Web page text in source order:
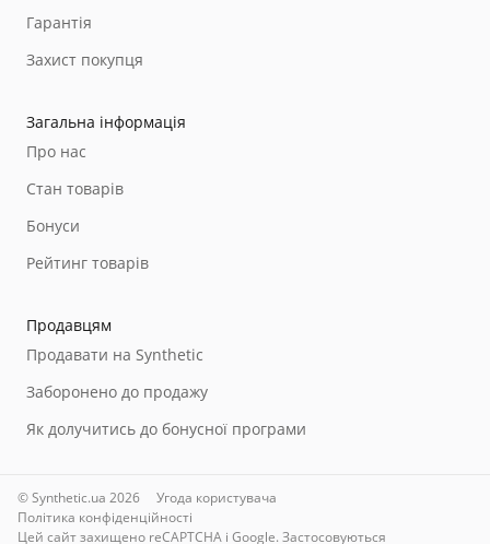
Гарантія
Захист покупця
Загальна інформація
Про нас
Стан товарів
Бонуси
Рейтинг товарів
Продавцям
Продавати на Synthetic
Заборонено до продажу
Як долучитись до бонусної програми
© Synthetic.ua 2026
Угода користувача
Політика конфіденційності
Цей сайт захищено reCAPTCHA і Google. Застосовуються